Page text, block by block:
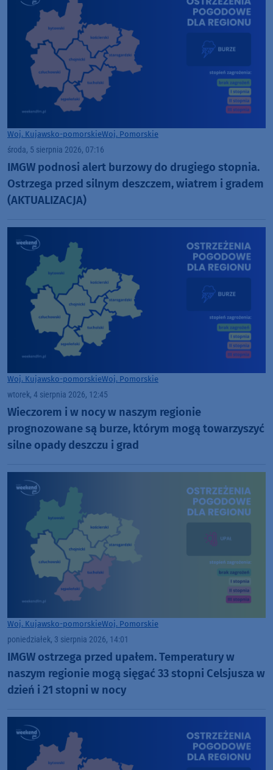
Woj. Kujawsko-pomorskieWoj. Pomorskie
środa, 5 sierpnia 2026, 07:16
IMGW podnosi alert burzowy do drugiego stopnia.
Ostrzega przed silnym deszczem, wiatrem i gradem
(AKTUALIZACJA)
Woj. Kujawsko-pomorskieWoj. Pomorskie
wtorek, 4 sierpnia 2026, 12:45
Wieczorem i w nocy w naszym regionie
prognozowane są burze, którym mogą towarzyszyć
silne opady deszczu i grad
Woj. Kujawsko-pomorskieWoj. Pomorskie
poniedziałek, 3 sierpnia 2026, 14:01
IMGW ostrzega przed upałem. Temperatury w
naszym regionie mogą sięgać 33 stopni Celsjusza w
dzień i 21 stopni w nocy